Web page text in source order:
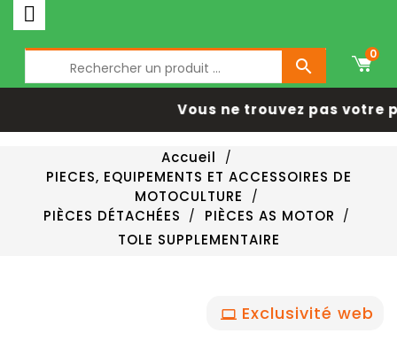

0
Vous ne trouvez pas votre
Accueil
PIECES, EQUIPEMENTS ET ACCESSOIRES DE
MOTOCULTURE
PIÈCES DÉTACHÉES
PIÈCES AS MOTOR
TOLE SUPPLEMENTAIRE
Exclusivité web